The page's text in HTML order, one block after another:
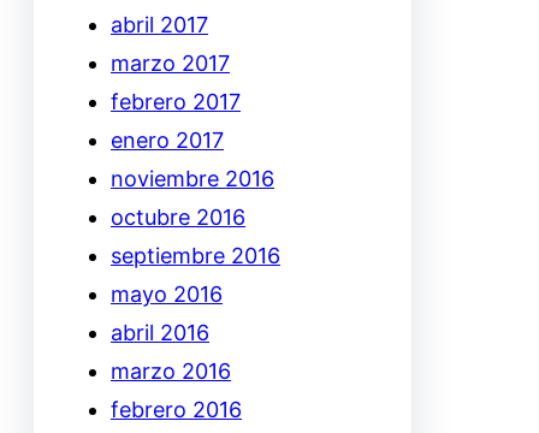
abril 2017
marzo 2017
febrero 2017
enero 2017
noviembre 2016
octubre 2016
septiembre 2016
mayo 2016
abril 2016
marzo 2016
febrero 2016